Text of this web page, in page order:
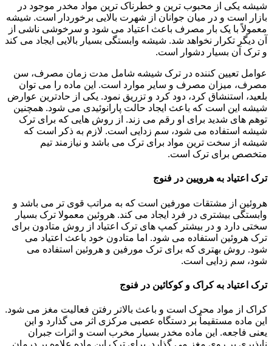
شیشه یکی از محبوب ترین و خطرناک ترین مواد مخدر موجود در
بازار است و در میان جوانان از شهرت بالایی برخوردار است. شیشه
معمولاً با یک بار مصرف باعث اعتیاد می شود و سرخوشی ناشی از
آن دیگر تکرار نخواهد شد. شیشه وابستگی بسیار بالایی ایجاد می کند
و ترک آن بسیار دشوار است.
عوامل تعیین کننده در ترک شیشه شامل مدت زمان مصرف، سن
مصرف، میزان مصرف و سایر موارد است. این ماده را می توان
بلعید، استنشاق کرد، دود کرد و تزریق نمود. یکی از حادترین عوارض
شیشه این است که باعث ایجاد حالت پارانوئیدی می شود. همچنین
توهم های شدید برای او رقم می زند. از روش هایی که برای ترک
شیشه استفاده می شود، سم زدایی است. لازم به ذکر است که
شیشه از سخت ترین مواد برای ترک می باشد و نیازمند تیم
متخصص برای ترک است.
ترک اعتیاد به هرویین در فنوج
هروئین از مشتقات مورفین است که به مراتب قوی تر می باشد و
وابستگی بیشتری در فرد ایجاد می کند. هروئین معمولا ترک بسیار
سختی دارد و در بیشتر کمپ های ترک اعتیاد از روش متادون برای
ترک هروئین استفاده می شود. اما متادون خود باعث اعتیاد می
شود. روش بهتری که برای ترک مورفین و هروئین استفاده می
شود، سم زدایی است.
ترک اعتیاد به کراک و کوکائین در فنوج
کراک از مواد محرک است و باعث بالاتر رفتن فعالیت مغز می شود.
این ماده مستقیماً بر دستگاه عصبی مرکزی اثر می گذارد و این
یعنی فاجعه. این ماده مخدر بسیار مخرب است و اثرات جبران